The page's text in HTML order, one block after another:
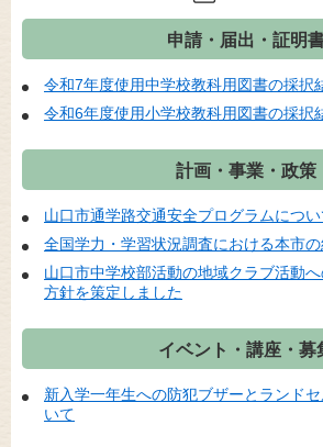
申請・届出・証明
令和7年度使用中学校教科用図書の採択
令和6年度使用小学校教科用図書の採択
計画・事業・政策
山口市通学路交通安全プログラムについ
全国学力・学習状況調査における本市
山口市中学校部活動の地域クラブ活動
方針を策定しました
イベント・講座・募
新入学一年生への防犯ブザーとランド
いて